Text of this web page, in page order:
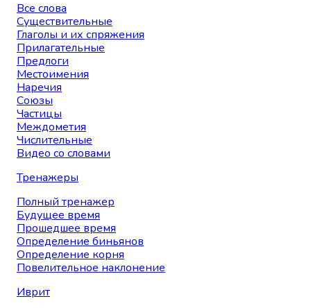
Все слова
Существительные
Глаголы и их спряжения
Прилагательные
Предлоги
Местоимения
Наречия
Союзы
Частицы
Междометия
Числительные
Видео со словами
Тренажеры
Полный тренажер
Будущее время
Прошедшее время
Определение биньянов
Определение корня
Повелительное наклонение
Иврит